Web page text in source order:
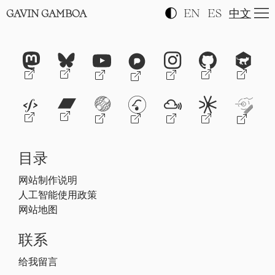
GAVIN GAMBOA EN ES 中文
目录
网站制作说明
人工智能使用政策
网站地图
联系
给我留言